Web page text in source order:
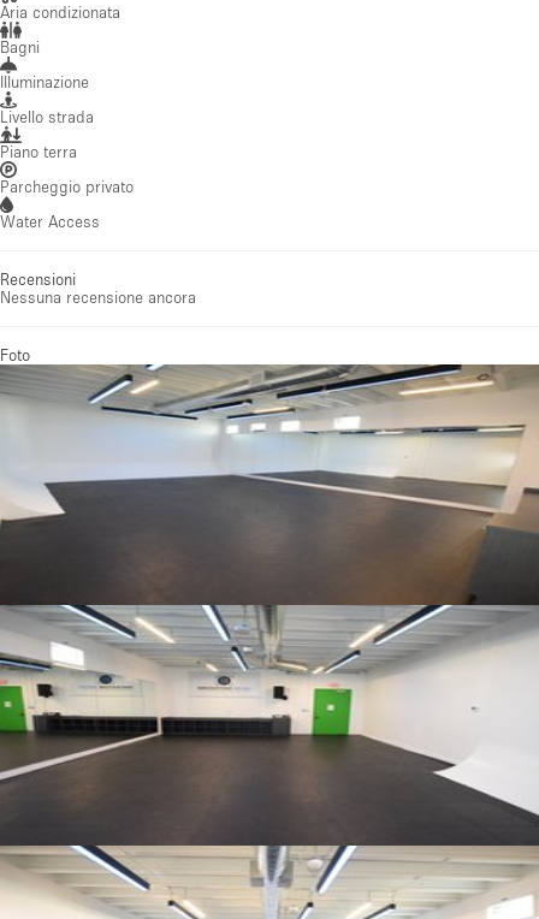
Aria condizionata
Bagni
Illuminazione
Livello strada
Piano terra
Parcheggio privato
Water Access
Recensioni
Nessuna recensione ancora
Foto